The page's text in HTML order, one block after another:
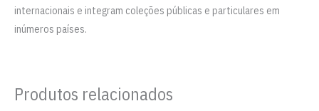
internacionais e integram coleções públicas e particulares em
inúmeros países.
Produtos relacionados